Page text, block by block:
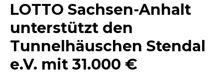
LOTTO Sachsen-Anhalt
unterstützt den
Tunnelhäuschen Stendal
e.V. mit 31.000 €